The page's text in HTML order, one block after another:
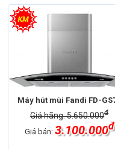
Máy hút mùi Fandi FD-
Giá hãng: 5.650.000đ
Giá bán: 3.100.000đ